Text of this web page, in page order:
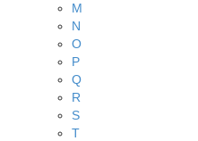
M
N
O
P
Q
R
S
T